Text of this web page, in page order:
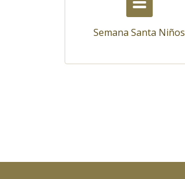
Semana Santa Niños